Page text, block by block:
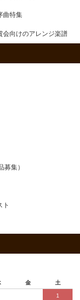
曲特集
会向けのアレンジ楽譜
募集）
ト
金 土
1